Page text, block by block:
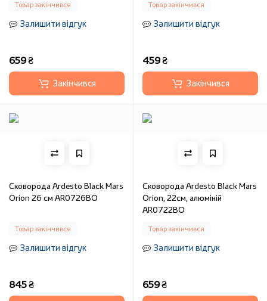
Товар закінчився
Залишити відгук
659 ₴
Закінчився
Товар закінчився
Залишити відгук
459 ₴
Закінчився
Сковорода Ardesto Black Mars
Orion 26 см AR0726BO
Товар закінчився
Залишити відгук
845 ₴
Сковорода Ardesto Black Mars
Orion, 22см, алюміній
AR0722BO
Товар закінчився
Залишити відгук
659 ₴